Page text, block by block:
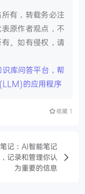
有，转载务必注
原作者观点，不
。如有侵权，请
库问答平台，帮
的应用程序
收藏 1
记：AI智能笔记
记录和管理你认
为重要的信息